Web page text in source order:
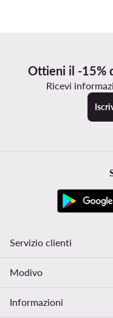
Ottieni il -15%
Ricevi
Servizio clienti
Modivo
Informazioni